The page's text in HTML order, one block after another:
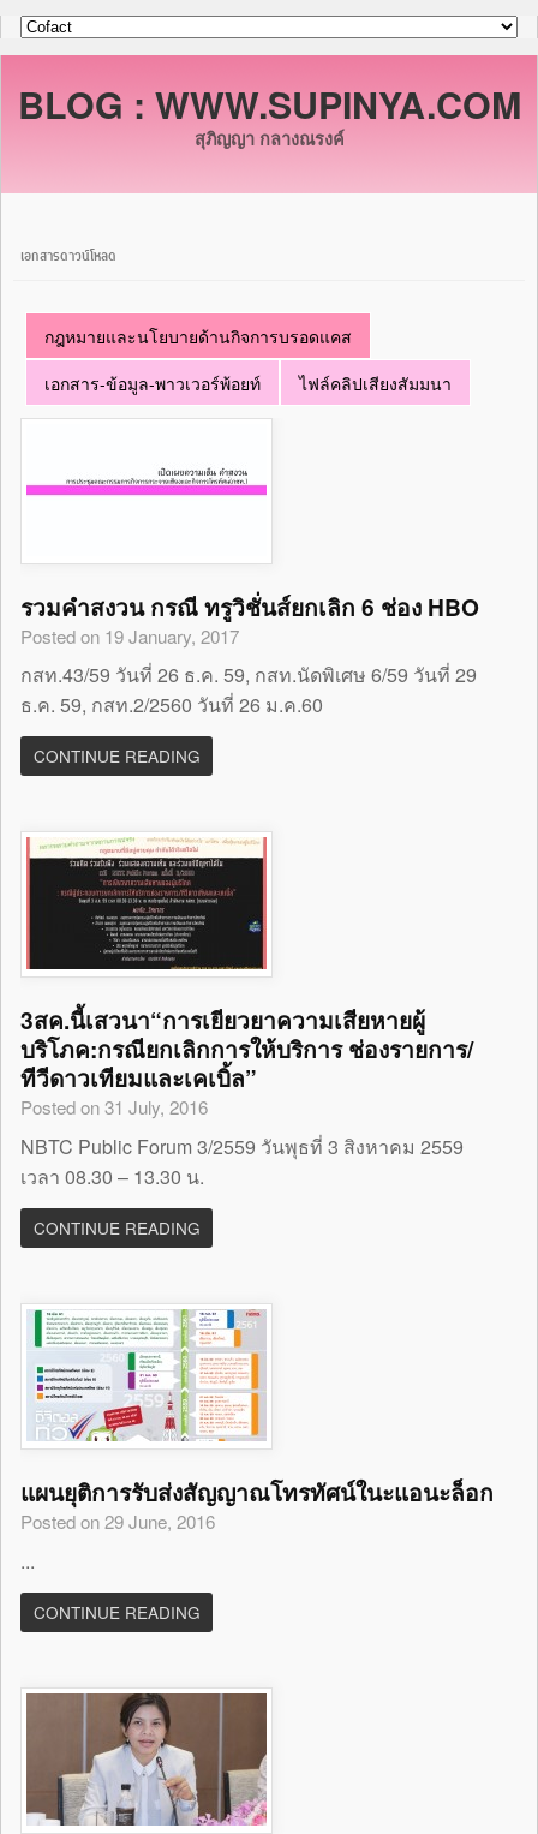
BLOG : WWW.SUPINYA.COM
สุภิญญา กลางณรงค์
เอกสารดาวน์โหลด
กฎหมายและนโยบายด้านกิจการบรอดแคส
เอกสาร-ข้อมูล-พาวเวอร์พ้อยท์
ไฟล์คลิปเสียงสัมมนา
รวมคำสงวน กรณี ทรูวิชั่นส์ยกเลิก 6 ช่อง HBO
Posted on 19 January, 2017
กสท.43/59 วันที่ 26 ธ.ค. 59, กสท.นัดพิเศษ 6/59 วันที่ 29
ธ.ค. 59, กสท.2/2560 วันที่ 26 ม.ค.60
CONTINUE READING
3สค.นี้เสวนา“การเยียวยาความเสียหายผู้
บริโภค:กรณียกเลิกการให้บริการ ช่องรายการ/
ทีวีดาวเทียมและเคเบิ้ล”
Posted on 31 July, 2016
NBTC Public Forum 3/2559 วันพุธที่ 3 สิงหาคม 2559
เวลา 08.30 – 13.30 น.
CONTINUE READING
แผนยุติการรับส่งสัญญาณโทรทัศน์ในะแอนะล็อก
Posted on 29 June, 2016
...
CONTINUE READING